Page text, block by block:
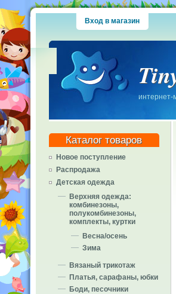
Вход в магазин
интернет-
Каталог товаров
Новое поступление
Распродажа
Детская одежда
Верхняя одежда:
комбинезоны,
полукомбинезоны,
комплекты, куртки
Весна/осень
Зима
Вязаный трикотаж
Платья, сарафаны, юбки
Боди, песочники